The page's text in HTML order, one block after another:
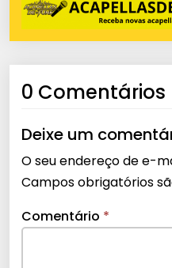
0 Comentários
Deixe um
O seu endereço de e-
Campos obrigatórios
Comentário *